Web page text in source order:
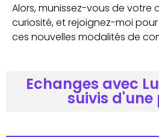
Alors, munissez-vous de votre
curiosité, et rejoignez-moi
ces nouvelles modalités de
Echanges avec
suivis d'une